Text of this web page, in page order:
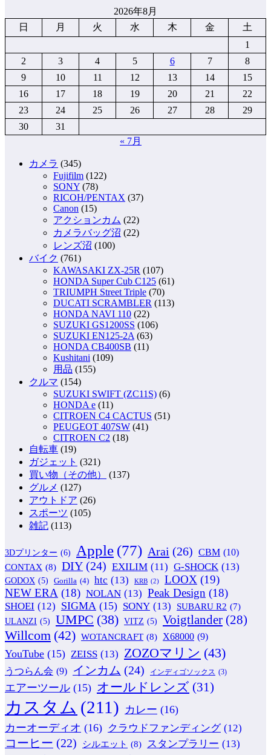
2026年8月
日
月 火 水 木 金
土
1
2
3 4 5 6 7
8
9
10 11 12 13 14
15
16
17 18 19 20 21
22
23
24 25 26 27 28
29
30
31
« 7月
カメラ (345)
Fujifilm (122)
SONY (78)
RICOH/PENTAX (37)
Canon (15)
アクションカム (22)
カメラバッグ沼 (22)
レンズ沼 (100)
バイク (761)
KAWASAKI ZX-25R (107)
HONDA Super Cub C125 (61)
TRIUMPH Street Triple (70)
DUCATI SCRAMBLER (113)
HONDA NAVI 110 (22)
SUZUKI GS1200SS (106)
SUZUKI EN125-2A (63)
HONDA CB400SB (11)
Kushitani (109)
用品 (155)
クルマ (154)
SUZUKI SWIFT (ZC11S) (6)
HONDA e (11)
CITROEN C4 CACTUS (51)
PEUGEOT 407SW (41)
CITROEN C2 (18)
自転車 (19)
ガジェット (321)
買い物（その他）
(137)
グルメ (127)
アウトドア (26)
スポーツ (105)
雑記 (113)
3Dプリンター (6) Apple (77) Arai (26) CBM (10)
CONTAX (8) DIY (24) EXILIM (11) G-SHOCK (13)
GODOX (5) Gorilla (4) htc (13) KRB (2) LOOX (19)
NEW ERA (18) NOLAN (13) Peak Design (18)
SHOEI (12) SIGMA (15) SONY (13) SUBARU R2 (7)
ULANZI (5) UMPC (38) VITZ (5) Voigtlander (28)
Willcom (42) WOTANCRAFT (8) X68000 (9)
YouTube (15) ZEISS (13) ZOZOマリン (43)
うつらん会 (9) インカム (24) インディゴソックス (3)
エアーツール (15) オールドレンズ (31)
カスタム (211) カレー (16)
カーオーディオ (16) クラウドファンディング (12)
コーヒー (22) シルエット (8) スタンプラリー (13)